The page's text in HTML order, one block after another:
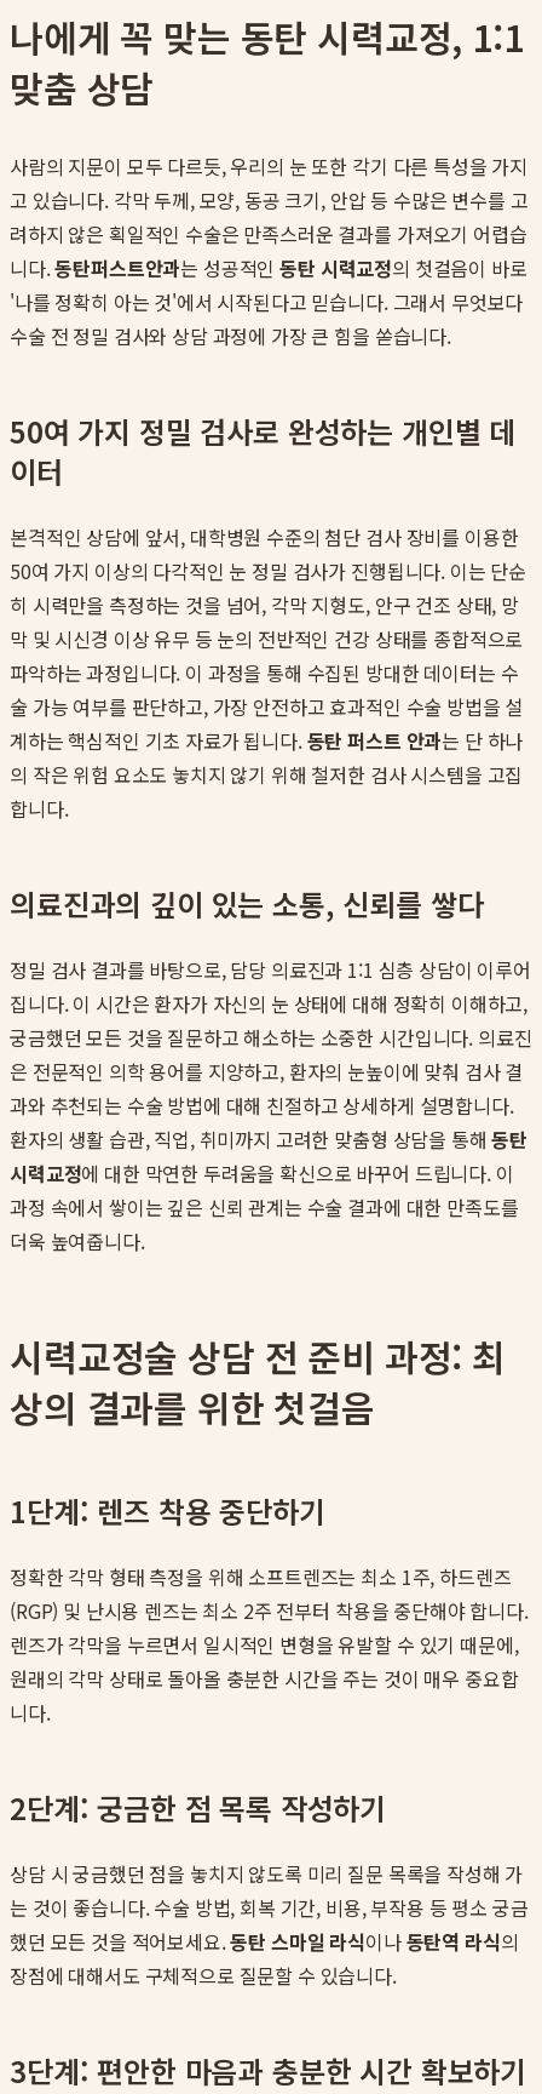
나에게 꼭 맞는 동탄 시력교정, 1:1
맞춤 상담
사람의 지문이 모두 다르듯, 우리의 눈 또한 각기 다른 특성을 가지
고 있습니다. 각막 두께, 모양, 동공 크기, 안압 등 수많은 변수를 고
려하지 않은 획일적인 수술은 만족스러운 결과를 가져오기 어렵습
니다.동탄퍼스트안과는 성공적인동탄 시력교정의 첫걸음이 바로
'나를 정확히 아는 것'에서 시작된다고 믿습니다. 그래서 무엇보다
수술 전 정밀 검사와 상담 과정에 가장 큰 힘을 쏟습니다.
50여 가지 정밀 검사로 완성하는 개인별 데
이터
본격적인 상담에 앞서, 대학병원 수준의 첨단 검사 장비를 이용한
50여 가지 이상의 다각적인 눈 정밀 검사가 진행됩니다. 이는 단순
히 시력만을 측정하는 것을 넘어, 각막 지형도, 안구 건조 상태, 망
막 및 시신경 이상 유무 등 눈의 전반적인 건강 상태를 종합적으로
파악하는 과정입니다. 이 과정을 통해 수집된 방대한 데이터는 수
술 가능 여부를 판단하고, 가장 안전하고 효과적인 수술 방법을 설
계하는 핵심적인 기초 자료가 됩니다.동탄 퍼스트 안과는 단 하나
의 작은 위험 요소도 놓치지 않기 위해 철저한 검사 시스템을 고집
합니다.
의료진과의 깊이 있는 소통, 신뢰를 쌓다
정밀 검사 결과를 바탕으로, 담당 의료진과 1:1 심층 상담이 이루어
집니다. 이 시간은 환자가 자신의 눈 상태에 대해 정확히 이해하고,
궁금했던 모든 것을 질문하고 해소하는 소중한 시간입니다. 의료진
은 전문적인 의학 용어를 지양하고, 환자의 눈높이에 맞춰 검사 결
과와 추천되는 수술 방법에 대해 친절하고 상세하게 설명합니다.
환자의 생활 습관, 직업, 취미까지 고려한 맞춤형 상담을 통해동탄
시력교정에 대한 막연한 두려움을 확신으로 바꾸어 드립니다. 이
과정 속에서 쌓이는 깊은 신뢰 관계는 수술 결과에 대한 만족도를
더욱 높여줍니다.
시력교정술 상담 전 준비 과정: 최
상의 결과를 위한 첫걸음
1단계: 렌즈 착용 중단하기
정확한 각막 형태 측정을 위해 소프트렌즈는 최소 1주, 하드렌즈
(RGP) 및 난시용 렌즈는 최소 2주 전부터 착용을 중단해야 합니다.
렌즈가 각막을 누르면서 일시적인 변형을 유발할 수 있기 때문에,
원래의 각막 상태로 돌아올 충분한 시간을 주는 것이 매우 중요합
니다.
2단계: 궁금한 점 목록 작성하기
상담 시 궁금했던 점을 놓치지 않도록 미리 질문 목록을 작성해 가
는 것이 좋습니다. 수술 방법, 회복 기간, 비용, 부작용 등 평소 궁금
했던 모든 것을 적어보세요.동탄 스마일 라식이나동탄역 라식의
장점에 대해서도 구체적으로 질문할 수 있습니다.
3단계: 편안한 마음과 충분한 시간 확보하기